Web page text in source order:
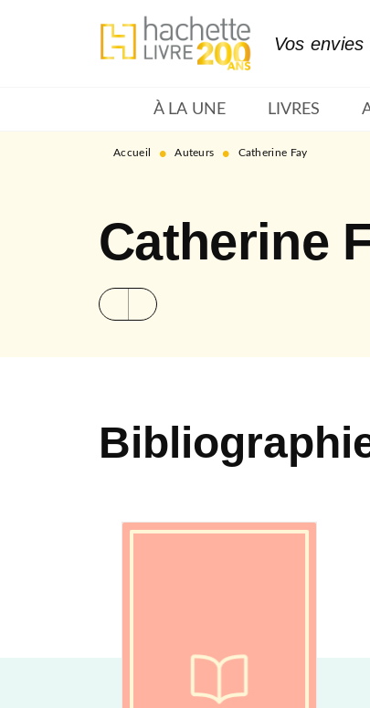
MENU RECHERCHE
Vos
À LA UNE LIVRES
Accueil • Auteurs • Catherine Fay
Catherine